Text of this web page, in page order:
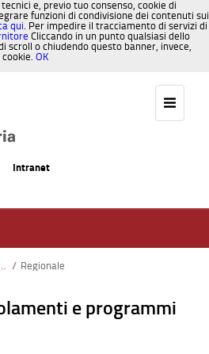
e, previo tuo consenso, cookie di
funzioni di condivisione dei contenuti sui
qui. Per impedire il tracciamento di servizi di
Cliccando in un punto qualsiasi dello
scroll o chiudendo questo banner, invece,
OK
Intranet
FSE / Regionale
e programmi